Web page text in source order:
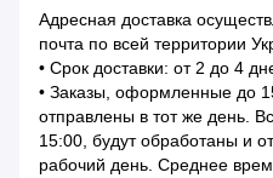
Адресная доставка
почта по всей территории
• Срок доставки: от 2 до 4
• Заказы, оформленные до
отправлены в тот же день.
15:00, будут обработаны и
рабочий день. Среднее